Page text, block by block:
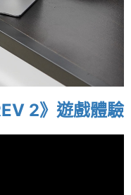
2》遊戲體驗